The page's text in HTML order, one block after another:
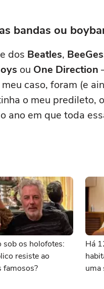
bandas ou
dos Beatles,
ou One Direction
caso, foram (e
o meu predileto,
ano em que toda
sob os holofotes:
resiste ao
famosos?
Há
uma